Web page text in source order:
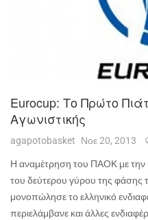
Eurocup: Το Πρώτο
Αγωνιστικής
agapotobasket Νοε 20, 2013
Η αναμέτρηση του ΠΑΟΚ με την
του δεύτερου γύρου της φάσης
μονοπώλησε το ελληνικό
περιελάμβανε και άλλες